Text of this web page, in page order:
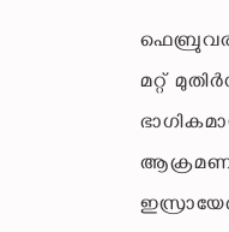
മറ്റ്